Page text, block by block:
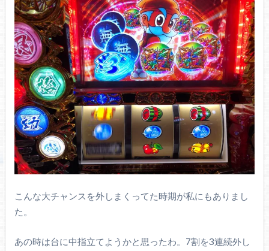
こんな大チャンスを外しまくってた時期が私にもありまし
た。
あの時は台に中指立てようかと思ったわ。7割を3連続外し